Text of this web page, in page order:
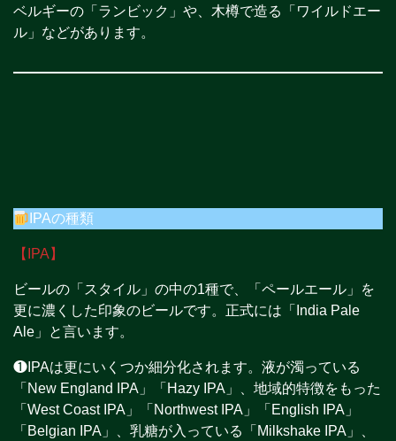
ベルギーの「ランビック」や、木樽で造る「ワイルドエー
ル」などがあります。
IPAの種類
【IPA】
ビールの「スタイル」の中の1種で、「ペールエール」を
更に濃くした印象のビールです。正式には「India Pale
Ale」と言います。
❶IPAは更にいくつか細分化されます。液が濁っている
「New England IPA」「Hazy IPA」、地域的特徴をもった
「West Coast IPA」「Northwest IPA」「English IPA」
「Belgian IPA」、乳糖が入っている「Milkshake IPA」、